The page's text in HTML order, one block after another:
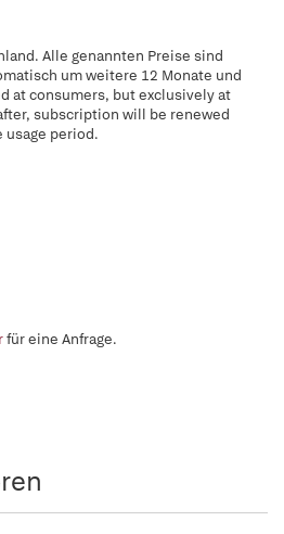
Alle genannten Preise sind
um weitere 12 Monate und
at consumers, but exclusively at
subscription will be renewed
usage period.
für eine Anfrage.